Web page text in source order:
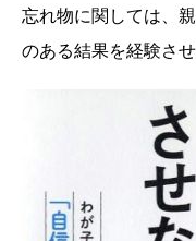
忘れ物に関しては、
のある結果を経験さ